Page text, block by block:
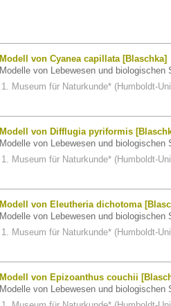
Modell von Cyanea capillata [Blaschka]
Modelle von Lebewesen und biologischen
Museum für Naturkunde* (Humboldt-
Modell von Difflugia pyriformis
Modelle von Lebewesen und biologischen
Museum für Naturkunde* (Humboldt-
Modell von Eleutheria dichotoma
Modelle von Lebewesen und biologischen
Museum für Naturkunde* (Humboldt-
Modell von Epizoanthus couchii
Modelle von Lebewesen und biologischen